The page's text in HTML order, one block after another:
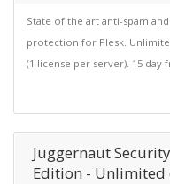
State of the art anti-spam
protection for Plesk.
(1 license per server). 15 day
Juggernaut
Edition - Unlimited